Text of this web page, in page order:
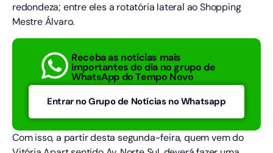
redondeza; entre eles a rotatória lateral ao Shopping
Mestre Álvaro.
Receba as notícias mais
importantes do dia no grupo de
WhatsApp do Tempo Novo
Entrar no Grupo de Notícias no Whatsapp
Com isso, a partir desta segunda-feira, quem vem do